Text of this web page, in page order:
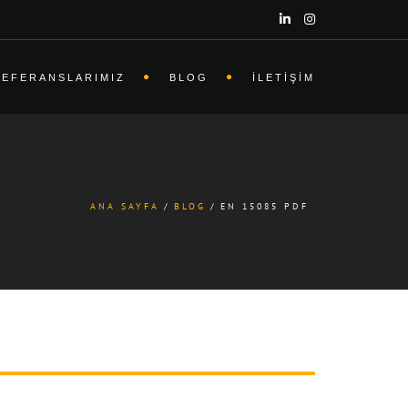
BLOG İLETIŞIM
ANA SAYFA BLOG EN 15085 PDF